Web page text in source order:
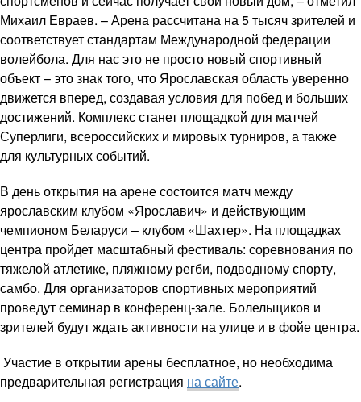
Михаил Евраев. – Арена рассчитана на 5 тысяч зрителей и
соответствует стандартам Международной федерации
волейбола. Для нас это не просто новый спортивный
объект – это знак того, что Ярославская область уверенно
движется вперед, создавая условия для побед и больших
достижений. Комплекс станет площадкой для матчей
Суперлиги, всероссийских и мировых турниров, а также
для культурных событий.
В день открытия на арене состоится матч между
ярославским клубом «Ярославич» и действующим
чемпионом Беларуси – клубом «Шахтер». На площадках
центра пройдет масштабный фестиваль: соревнования по
тяжелой атлетике, пляжному регби, подводному спорту,
самбо. Для организаторов спортивных мероприятий
проведут семинар в конференц‑зале. Болельщиков и
зрителей будут ждать активности на улице и в фойе центра.
Участие в открытии арены бесплатное, но необходима
предварительная регистрация на сайте.